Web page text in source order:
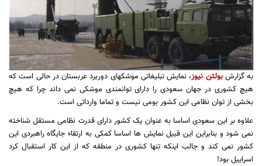
به گزارشبولتن نیوز، نمایش تبلیغاتی موشکهای دوربرد عربستان در حالی است که
هیچ کشوری در جهان سعودی را دارای توانمندی موشکی نمی داند چرا که هیچ
بخشی از توان نظامی این کشور بومی نیست و تماما وارداتی است.
علاوه بر این سعودی اساسا به عنوان یک کشور دارای قدرت نظامی مستقل شناخته
نمی شود و بنابراین این قبیل نمایش ها اساسا کمکی به ارتقاء جایگاه راهبردی این
کشور نمی کند و جالب اینکه تنها کشوری در منطقه که از این کار استقبال کرد
اسراییل بود!